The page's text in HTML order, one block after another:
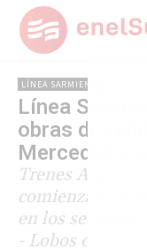
LÍNEA SARMIENTO
Línea
obras de
Mercedes y
Trenes
comienzan los
en los sectores
- Lobos de la